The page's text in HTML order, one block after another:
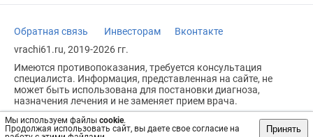
Мы используем файлы cookie.
Продолжая использовать сайт, вы даете свое согласие на
Принять
Обратная связь Инвесторам
Вконтакте
vrachi61.ru, 2019-2026 гг.
Имеются противопоказания, требуется консультация
специалиста. Информация, представленная на сайте, не
может быть использована для постановки диагноза,
назначения лечения и не заменяет прием врача.
Возрастное ограничение: 18+